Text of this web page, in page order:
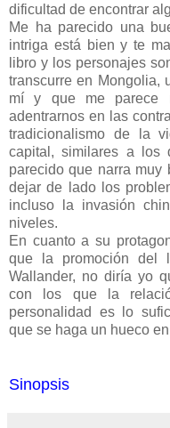
dificultad de encontrar
Me ha parecido una
intriga está bien y te
libro y los personajes
transcurre en Mongolia,
mí y que me parece
adentrarnos en las
tradicionalismo de la
capital, similares a los
parecido que narra
dejar de lado los
incluso la invasión
niveles.
En cuanto a su
que la promoción del
Wallander, no diría yo
con los que la
personalidad es lo
que se haga un hueco
Sinopsis